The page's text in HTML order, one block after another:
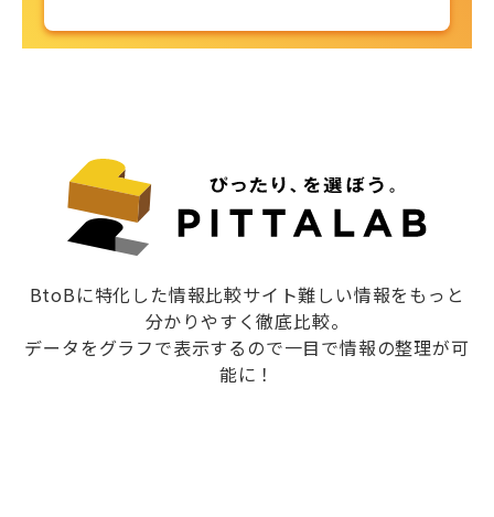
BtoBに特化した情報比較サイト難しい情報をもっと
分かりやすく徹底比較。
データをグラフで表示するので一目で情報の整理が可
能に！